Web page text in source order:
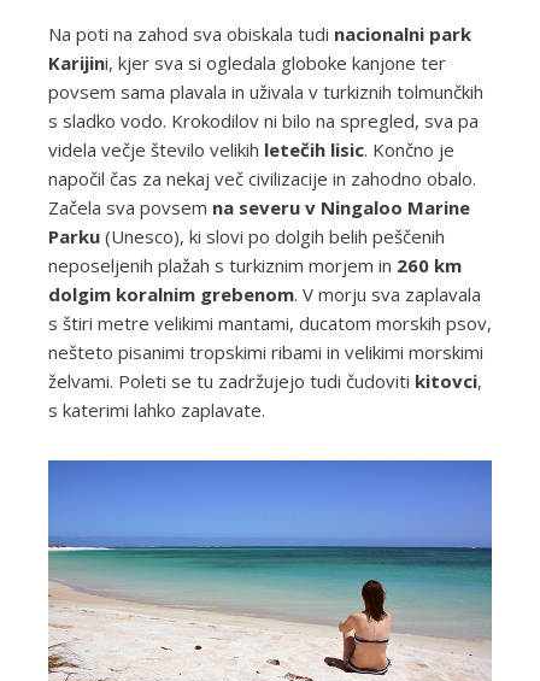
Na poti na zahod sva obiskala tudi nacionalni park
Karijini, kjer sva si ogledala globoke kanjone ter
povsem sama plavala in uživala v turkiznih tolmunčkih
s sladko vodo. Krokodilov ni bilo na spregled, sva pa
videla večje število velikih letečih lisic. Končno je
napočil čas za nekaj več civilizacije in zahodno obalo.
Začela sva povsem na severu v Ningaloo Marine
Parku(Unesco), ki slovi po dolgih belih peščenih
neposeljenih plažah s turkiznim morjem in 260 km
dolgim koralnim grebenom. V morju sva zaplavala
s štiri metre velikimi mantami, ducatom morskih psov,
nešteto pisanimi tropskimi ribami in velikimi morskimi
želvami. Poleti se tu zadržujejo tudi čudoviti kitovci,
s katerimi lahko zaplavate.